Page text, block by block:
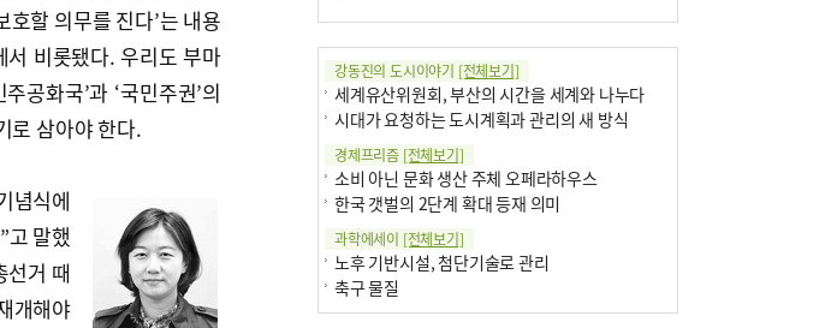
할 의무를 진다’는 내용
비롯됐다. 우리도 부마
공화국’과 ‘국민주권’의
로 삼아야 한다.
념식에
고 말했
선거 때
개해야
강동진의 도시이야기 [전체보기]
세계유산위원회, 부산의 시간을 세계와 나누다
시대가 요청하는 도시계획과 관리의 새 방식
경제프리즘 [전체보기]
소비 아닌 문화 생산 주체 오페라하우스
한국 갯벌의 2단계 확대 등재 의미
과학에세이 [전체보기]
노후 기반시설, 첨단기술로 관리
축구 물질